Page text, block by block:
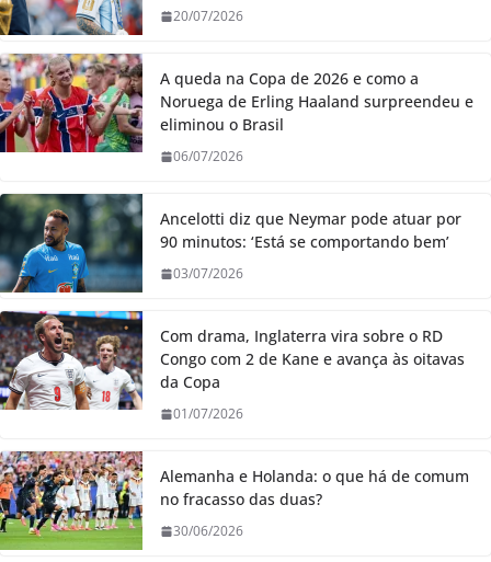
20/07/2026
A queda na Copa de 2026 e como a
Noruega de Erling Haaland surpreendeu e
eliminou o Brasil
06/07/2026
Ancelotti diz que Neymar pode atuar por
90 minutos: ‘Está se comportando bem’
03/07/2026
Com drama, Inglaterra vira sobre o RD
Congo com 2 de Kane e avança às oitavas
da Copa
01/07/2026
Alemanha e Holanda: o que há de comum
no fracasso das duas?
30/06/2026